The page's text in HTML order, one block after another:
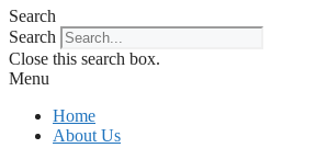
Search
Search
Close this search box.
Menu
Home
About Us